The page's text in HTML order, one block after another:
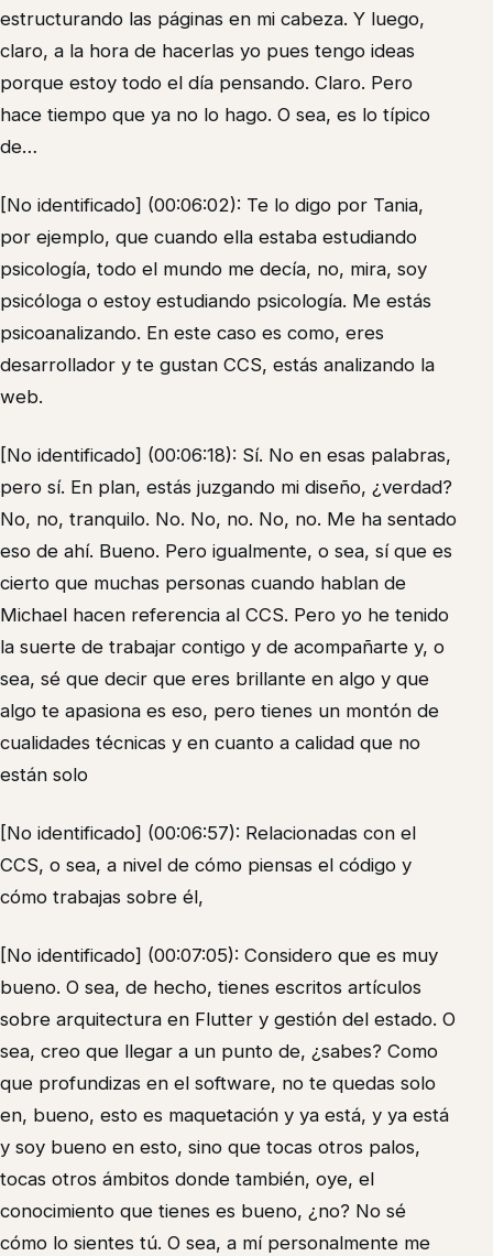
estructurando las páginas en mi cabeza. Y luego,
claro, a la hora de hacerlas yo pues tengo ideas
porque estoy todo el día pensando. Claro. Pero
hace tiempo que ya no lo hago. O sea, es lo típico
de…
[No identificado] (00:06:02): Te lo digo por Tania,
por ejemplo, que cuando ella estaba estudiando
psicología, todo el mundo me decía, no, mira, soy
psicóloga o estoy estudiando psicología. Me estás
psicoanalizando. En este caso es como, eres
desarrollador y te gustan CCS, estás analizando la
web.
[No identificado] (00:06:18): Sí. No en esas palabras,
pero sí. En plan, estás juzgando mi diseño, ¿verdad?
No, no, tranquilo. No. No, no. No, no. Me ha sentado
eso de ahí. Bueno. Pero igualmente, o sea, sí que es
cierto que muchas personas cuando hablan de
Michael hacen referencia al CCS. Pero yo he tenido
la suerte de trabajar contigo y de acompañarte y, o
sea, sé que decir que eres brillante en algo y que
algo te apasiona es eso, pero tienes un montón de
cualidades técnicas y en cuanto a calidad que no
están solo
[No identificado] (00:06:57): Relacionadas con el
CCS, o sea, a nivel de cómo piensas el código y
cómo trabajas sobre él,
[No identificado] (00:07:05): Considero que es muy
bueno. O sea, de hecho, tienes escritos artículos
sobre arquitectura en Flutter y gestión del estado. O
sea, creo que llegar a un punto de, ¿sabes? Como
que profundizas en el software, no te quedas solo
en, bueno, esto es maquetación y ya está, y ya está
y soy bueno en esto, sino que tocas otros palos,
tocas otros ámbitos donde también, oye, el
conocimiento que tienes es bueno, ¿no? No sé
cómo lo sientes tú. O sea, a mí personalmente me